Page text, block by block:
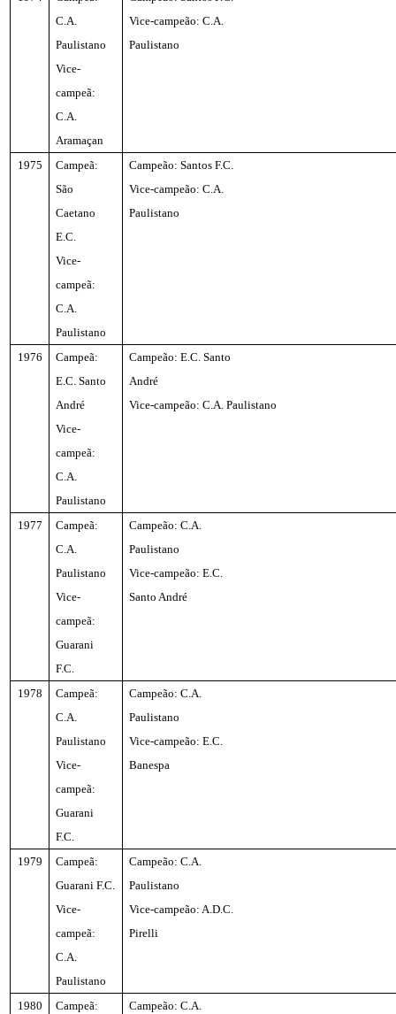
C.A.
Paulistano
Vice-
campeã:
C.A.
Aramaçan
Vice-campeão: C.A.
Paulistano
1975
Campeã:
São
Caetano
E.C.
Vice-
campeã:
C.A.
Paulistano
Campeão: Santos F.C.
Vice-campeão: C.A.
Paulistano
1976
Campeã:
E.C. Santo
André
Vice-
campeã:
C.A.
Paulistano
Campeão: E.C. Santo
André
Vice-campeão: C.A. Paulistano
1977
Campeã:
C.A.
Paulistano
Vice-
campeã:
Guarani
F.C.
Campeão: C.A.
Paulistano
Vice-campeão: E.C.
Santo André
1978
Campeã:
C.A.
Paulistano
Vice-
campeã:
Guarani
F.C.
Campeão: C.A.
Paulistano
Vice-campeão: E.C.
Banespa
1979
Campeã:
Guarani F.C.
Vice-
campeã:
C.A.
Paulistano
Campeão: C.A.
Paulistano
Vice-campeão: A.D.C.
Pirelli
1980
Campeã:
Campeão: C.A.